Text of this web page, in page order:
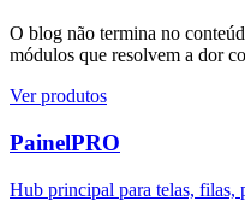
O blog não termina no
módulos que resolvem a dor
Ver produtos
PainelPRO
Hub principal para telas, filas,